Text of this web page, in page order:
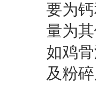
要为
量为
如鸡
及粉